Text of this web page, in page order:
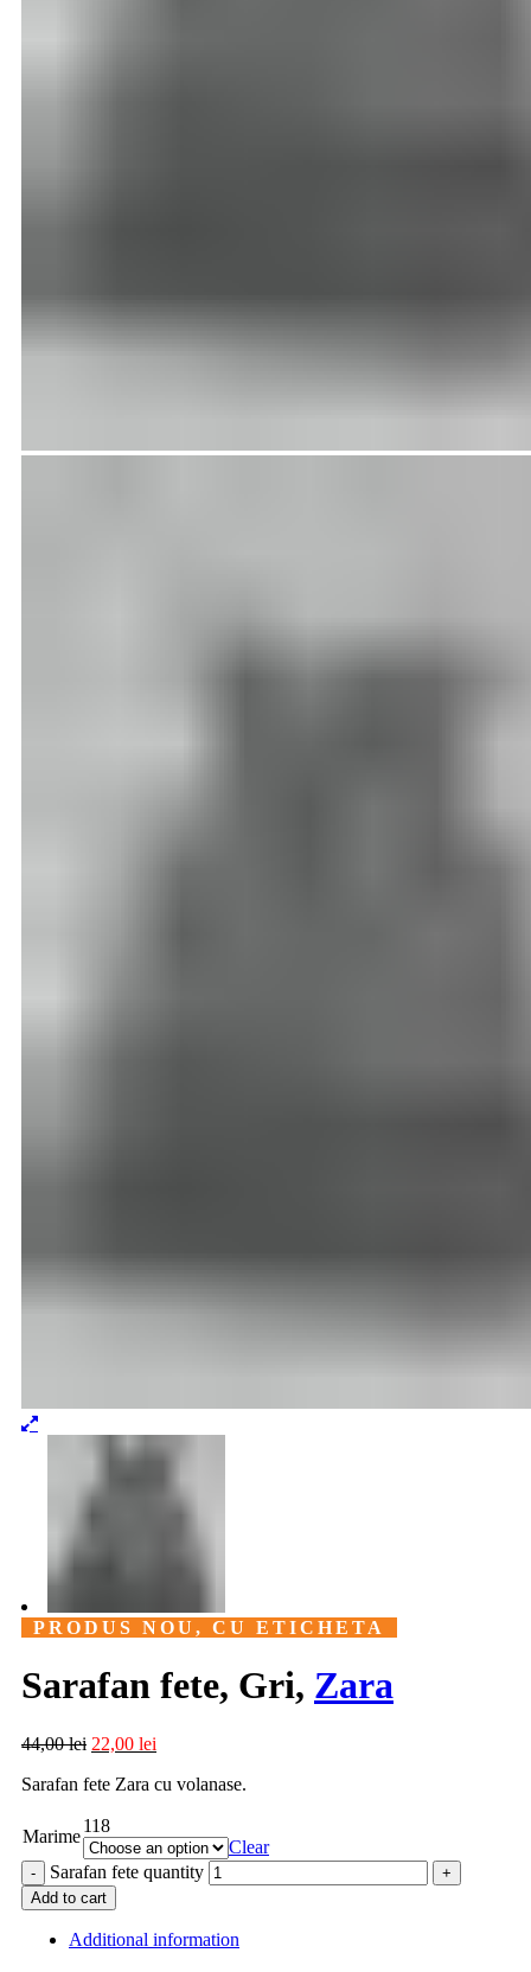
PRODUS NOU, CU ETICHETA
Sarafan fete, Gri, Zara
44,00lei 22,00 lei
Sarafan fete Zara cu volanase.
Marime
118
Clear
Sarafan fete quantity
Add to cart
Additional information